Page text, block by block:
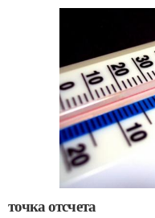
точка отсчета